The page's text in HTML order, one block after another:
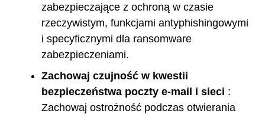
zabezpieczające z ochroną w czasie
rzeczywistym, funkcjami antyphishingowymi
i specyficznymi dla ransomware
zabezpieczeniami.
Zachowaj czujność w kwestii
bezpieczeństwa poczty e-mail i sieci :
Zachowaj ostrożność podczas otwierania